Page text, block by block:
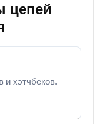
цепей
и хэтчбеков.